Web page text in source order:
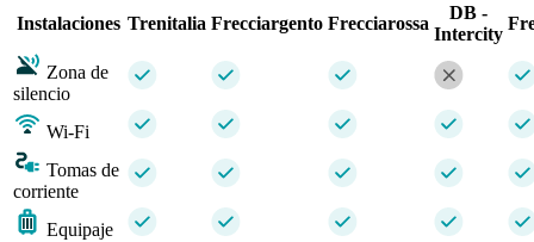
Instalaciones Trenitalia Frecciargento Frecciarossa
DB -
Intercity
Zona de
silencio
Wi-Fi
Tomas de
corriente
Equipaje